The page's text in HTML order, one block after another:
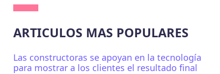
ARTICULOS MAS POPULARES
Las constructoras se apoyan en la tecnología
para mostrar a los clientes el resultado final